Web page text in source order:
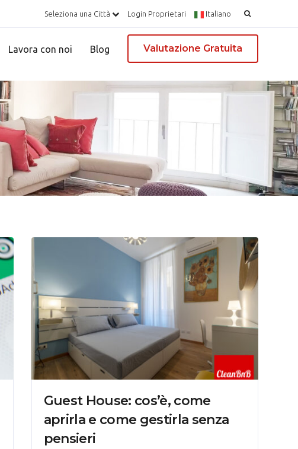
Seleziona una Città Login Proprietari Italiano Ricerca
per:
Lavora con noi Blog Valutazione Gratuita
Guest House: cos’è, come
aprirla e come gestirla senza
pensieri